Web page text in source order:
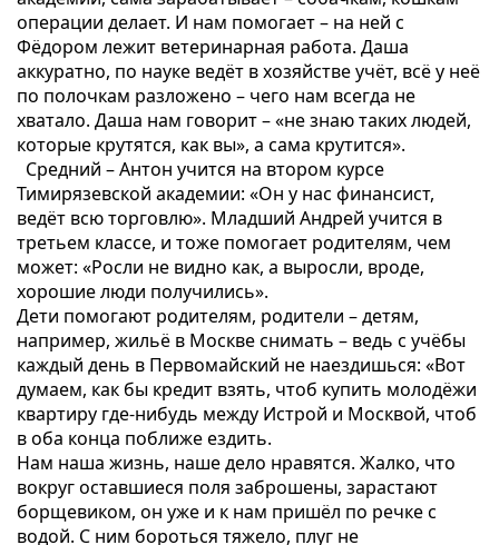
операции делает. И нам помогает – на ней с
Фёдором лежит ветеринарная работа. Даша
аккуратно, по науке ведёт в хозяйстве учёт, всё у неё
по полочкам разложено – чего нам всегда не
хватало. Даша нам говорит – «не знаю таких людей,
которые крутятся, как вы», а сама крутится».
Средний – Антон учится на втором курсе
Тимирязевской академии: «Он у нас финансист,
ведёт всю торговлю». Младший Андрей учится в
третьем классе, и тоже помогает родителям, чем
может: «Росли не видно как, а выросли, вроде,
хорошие люди получились».
Дети помогают родителям, родители – детям,
например, жильё в Москве снимать – ведь с учёбы
каждый день в Первомайский не наездишься: «Вот
думаем, как бы кредит взять, чтоб купить молодёжи
квартиру где-нибудь между Истрой и Москвой, чтоб
в оба конца поближе ездить.
Нам наша жизнь, наше дело нравятся. Жалко, что
вокруг оставшиеся поля заброшены, зарастают
борщевиком, он уже и к нам пришёл по речке с
водой. С ним бороться тяжело, плуг не